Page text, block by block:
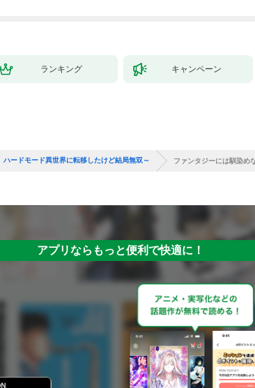
ランキング キャンペーン
ードモード異世界に転移したけど結局無双～ ファンタジーには馴染め
アプリならもっと便利で快適に！